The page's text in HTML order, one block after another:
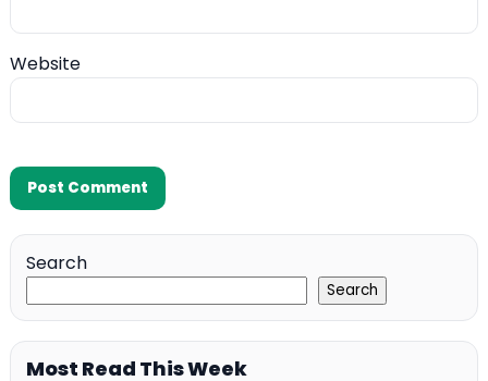
Website
Search
Search
Most Read This Week